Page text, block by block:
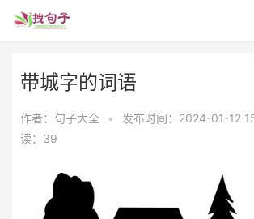
带城字的词语
作者：句子大全 • 发布时间：2024-01-12
读：39